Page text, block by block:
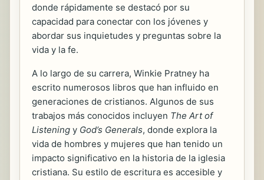
donde rápidamente se destacó por su
capacidad para conectar con los jóvenes y
abordar sus inquietudes y preguntas sobre la
vida y la fe.
A lo largo de su carrera, Winkie Pratney ha
escrito numerosos libros que han influido en
generaciones de cristianos. Algunos de sus
trabajos más conocidos incluyen The Art of
Listening y God’s Generals, donde explora la
vida de hombres y mujeres que han tenido un
impacto significativo en la historia de la iglesia
cristiana. Su estilo de escritura es accesible y